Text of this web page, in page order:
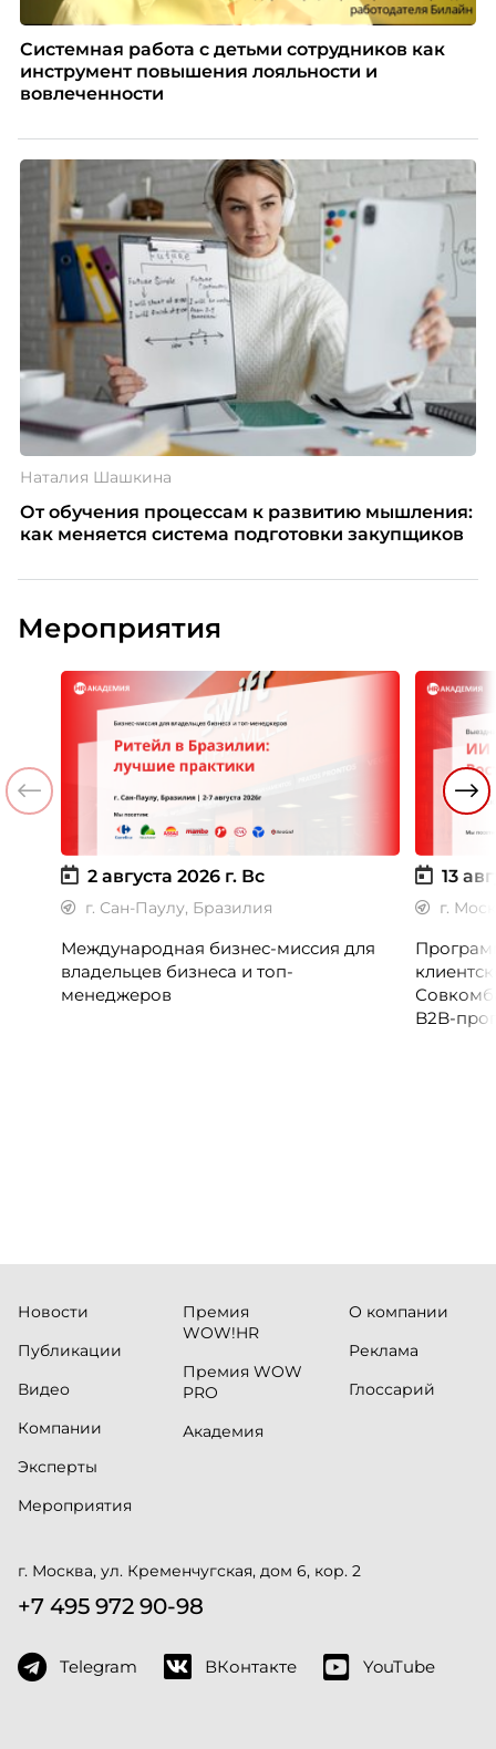
Системная работа с детьми сотрудников как
инструмент повышения лояльности и
вовлеченности
Наталия Шашкина
От обучения процессам к развитию мышления:
как меняется система подготовки закупщиков
Мероприятия
2 августа 2026 г. Вс
г. Сан-Паулу, Бразилия
Международная бизнес-миссия для
владельцев бизнеса и топ-
менеджеров
13
г.
B2B-
Новости
Публикации
Видео
Компании
Эксперты
Мероприятия
Премия
WOW!HR
Премия WOW
PRO
Академия
О компании
Реклама
Глоссарий
г. Москва, ул. Кременчугская, дом 6, кор. 2
+7 495 972 90-98
Telegram ВКонтакте YouTube